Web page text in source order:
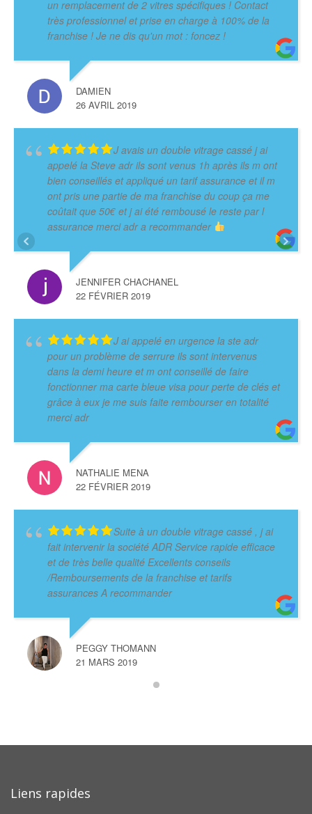
un remplacement de 2 vitres spécifiques ! Contact
très professionnel et prise en charge à 100% de la
franchise ! Je ne dis qu'un mot : foncez !
DAMIEN
26 AVRIL 2019
J avais un double vitrage cassé j ai
appelé la Steve adr ils sont venus 1h après ils m ont
bien conseillés et appliqué un tarif assurance et il m
ont pris une partie de ma franchise du coup ça me
coûtait que 50€ et j ai été rembousé le reste par l
assurance merci adr a recommander
JENNIFER CHACHANEL
22 FÉVRIER 2019
J ai appelé en urgence la ste adr
pour un problème de serrure ils sont intervenus
dans la demi heure et m ont conseillé de faire
fonctionner ma carte bleue visa pour perte de clés et
grâce à eux je me suis faite rembourser en totalité
merci adr
NATHALIE MENA
22 FÉVRIER 2019
Suite à un double vitrage cassé , j ai
fait intervenir la société ADR Service rapide efficace
et de très belle qualité Excellents conseils
/Remboursements de la franchise et tarifs
assurances A recommander
PEGGY THOMANN
21 MARS 2019
Liens rapides